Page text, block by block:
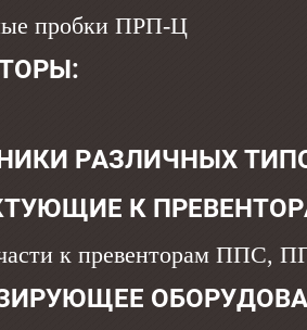
пробки ПРП-Ц
РАЗЛИЧНЫХ
К
к превенторам